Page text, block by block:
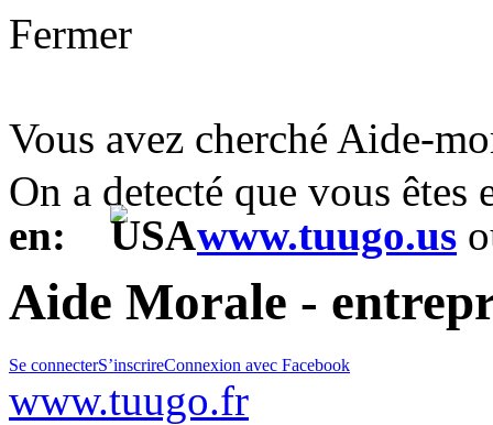
Fermer
Vous avez cherché Aide-
On a detecté que vous
en:
www.tuugo.us
Aide Morale -
Se connecterS’inscrireConnexion avec Facebook
www.tuugo.fr